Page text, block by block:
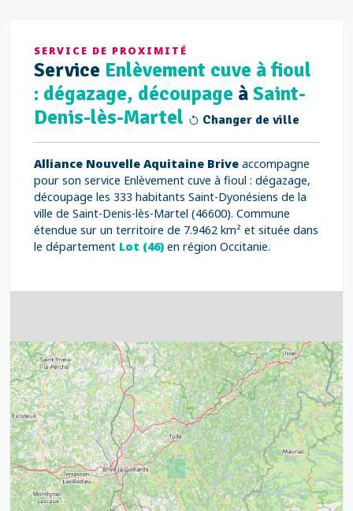
SERVICE DE PROXIMITÉ
Service Enlèvement cuve à fioul
: dégazage, découpage àSaint-
Denis-lès-Martel
Changer de ville
Alliance Nouvelle Aquitaine Brive accompagne
pour son service Enlèvement cuve à fioul : dégazage,
découpage les 333 habitants Saint-Dyonésiens de la
ville de Saint-Denis-lès-Martel (46600). Commune
étendue sur un territoire de 7.9462 km² et située dans
le département Lot (46) en région Occitanie.
4
15
32
39
52 68
43